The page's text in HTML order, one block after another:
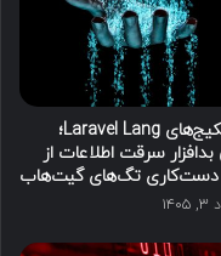
هک پکیج‌های Laravel Lang؛
سرقت اطلاعات از
دست‌کاری تگ‌های گیت‌هاب